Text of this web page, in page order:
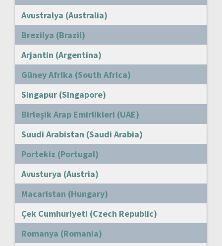
Avustralya (Australia)
Brezilya (Brazil)
Arjantin (Argentina)
Güney Afrika (South Africa)
Singapur (Singapore)
Birleşik Arap Emirlikleri (UAE)
Suudi Arabistan (Saudi Arabia)
Portekiz (Portugal)
Avusturya (Austria)
Macaristan (Hungary)
Çek Cumhuriyeti (Czech Republic)
Romanya (Romania)